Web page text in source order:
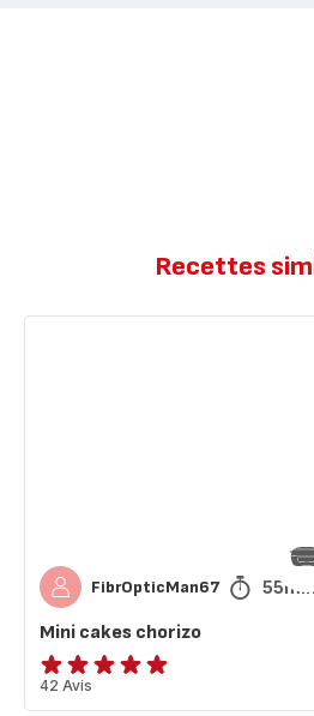
Recettes
FibrOpticMan67 55min
Mini cakes chorizo
ratings.4.9
42 Avis